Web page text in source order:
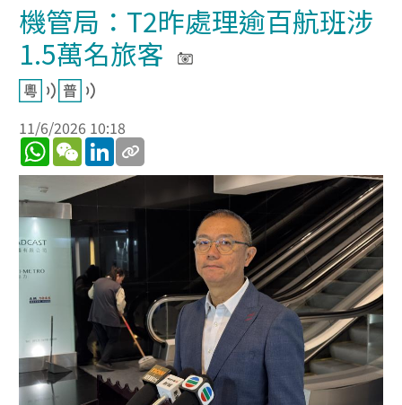
機管局：T2昨處理逾百航班涉
1.5萬名旅客
11/6/2026 10:18
WhatsApp
WeChatLinkedIn